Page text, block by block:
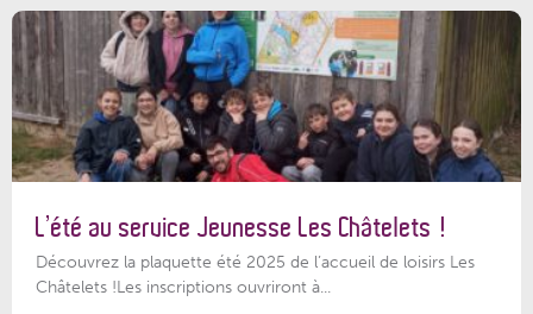
L’été au service Jeunesse Les Châtelets !
Découvrez la plaquette été 2025 de l’accueil de loisirs Les
Châtelets !Les inscriptions ouvriront à...